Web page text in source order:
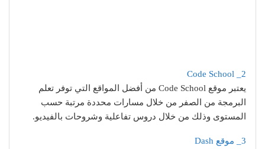
2_ Code School
يعتبر موقع Code School من أفضل المواقع التي توفر تعلم
البرمجة من الصفر من خلال مسارات محددة مرتبة حسب
المستوى وذلك من خلال دروس تفاعلية وشروحات بالفيديو.
3_ موقع Dash